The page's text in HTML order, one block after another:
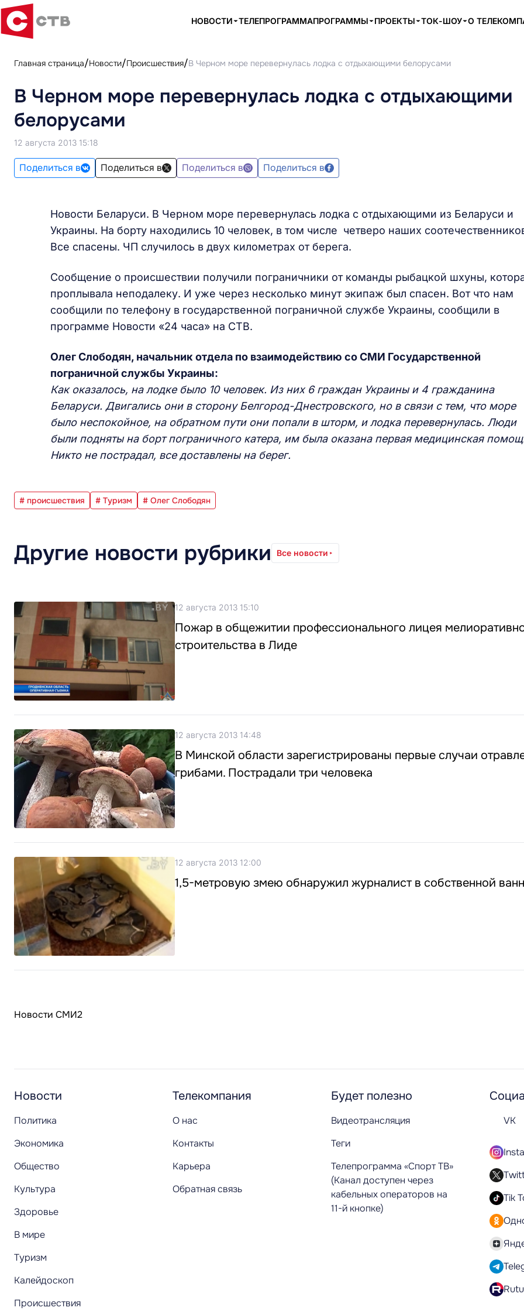
НОВОСТИ ТЕЛЕПРОГРАММАПРОГРАММЫ ПРОЕКТЫ ТОК-ШОУ О
Главная страница Новости Происшествия В Черном море перевернулась лодка с отдыхающими белорусами
В Черном море перевернулась лодка с отдыхающими
белорусами
12 августа 2013 15:18
Поделиться в Поделиться в Поделиться в Поделиться в
Новости Беларуси. В Черном море перевернулась лодка с отдыхающими из Беларуси и
Украины. На борту находились 10 человек, в том числе четверо наших
Все спасены. ЧП случилось в двух километрах от берега.
Сообщение о происшествии получили пограничники от команды рыбацкой шхуны,
проплывала неподалеку. И уже через несколько минут экипаж был спасен. Вот что нам
сообщили по телефону в государственной пограничной службе Украины, сообщили в
программе Новости «24 часа» на СТВ.
Олег Слободян, начальник отдела по взаимодействию со СМИ Государственной
пограничной службы Украины:
Как оказалось, на лодке было 10 человек. Из них 6 граждан Украины и 4 гражданина
Беларуси. Двигались они в сторону Белгород-Днестровского, но в связи с тем, что море
было неспокойное, на обратном пути они попали в шторм, и лодка перевернулась. Люди
были подняты на борт пограничного катера, им была оказана первая медицинская
Никто не пострадал, все доставлены на берег.
# происшествия # Туризм # Олег Слободян
Другие новости рубрики Все новости
12 августа 2013 15:10
Пожар в общежитии профессионального лицея
строительства в Лиде
12 августа 2013 14:48
В Минской области зарегистрированы первые случаи
грибами. Пострадали три человека
12 августа 2013 12:00
1,5-метровую змею обнаружил журналист в собственной
Новости СМИ2
Новости
Политика
Экономика
Общество
Культура
Здоровье
В мире
Туризм
Калейдоскоп
Происшествия
Телекомпания
О нас
Контакты
Карьера
Обратная связь
Будет полезно
Видеотрансляция
Теги
Телепрограмма «Спорт ТВ»
(Канал доступен через
кабельных операторов на
11-й кнопке)
VK
Tik